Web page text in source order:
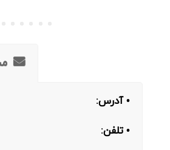
• آدرس:
• تلفن: